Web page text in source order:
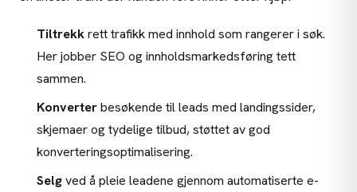
Tiltrekkrett trafikk med innhold som rangerer i søk.
Her jobber SEO oginnholdsmarkedsføringtett
sammen.
Konverterbesøkende til leads med landingssider,
skjemaer og tydelige tilbud, støttet av god
konverteringsoptimalisering.
Selgved å pleie leadene gjennom automatiserte e-